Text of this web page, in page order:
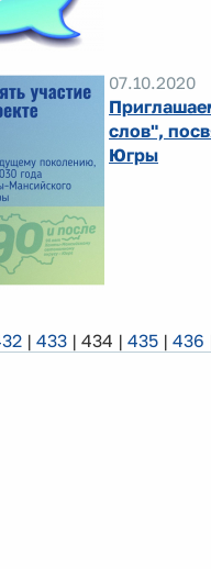
07.10.2020
слов",
Югры
| 433 | 434 | 435 | 436